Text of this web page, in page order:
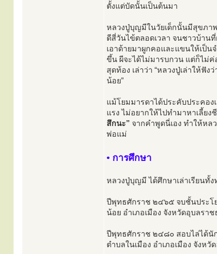
ตั้งแต่บัดนั้นเป็นต้นมา
หลวงปู่บุญมีในวัยเด็กนั้นมีสุขภาพ
ดีสี่วันไข้ตลอดเวลา จนชาวบ้าน
เอาด้ายมาผูกคอและแขนให้เป็น
ขึ้น ผีจะได้ไม่มารบกวน แต่ก็ไม่
สุดท้อง เล่าว่า “หลวงปู่เล่าให้ฟั
น้อย”
แม้โยมมารดาได้ประคับประคอง
แรง ไม่อยากให้ไปทำมาหาเลี้ย
สึกนะ” จากคำพูดนี่เอง ทำให้ห
พ่อแม่
• การศึกษา
หลวงปู่บุญมี ได้ศึกษาเล่าเรียนทั้
ปีพุทธศักราช ๒๔๖๕ จบชั้นประโ
น้อย อำเภอเมือง จังหวัดอุบลรา
ปีพุทธศักราช ๒๔๘๐ สอบไล่ได้นั
ตำบลในเมือง อำเภอเมือง จังหวั